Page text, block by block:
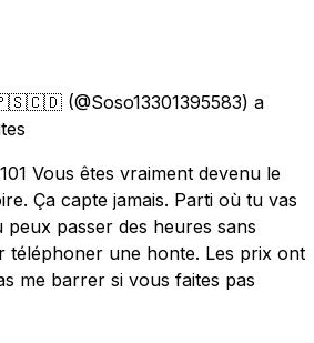
🇵🇸🇨🇩 (@Soso13301395583) a
Vous êtes vraiment devenu le
Ça capte jamais. Parti où tu vas
passer des heures sans
téléphoner une honte. Les prix ont
me barrer si vous faites pas